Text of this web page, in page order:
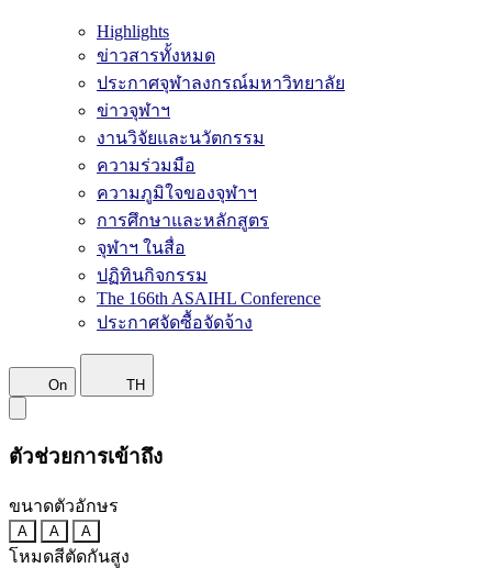
Highlights
ข่าวสารทั้งหมด
ประกาศจุฬาลงกรณ์มหาวิทยาลัย
ข่าวจุฬาฯ
งานวิจัยและนวัตกรรม
ความร่วมมือ
ความภูมิใจของจุฬาฯ
การศึกษาและหลักสูตร
จุฬาฯ ในสื่อ
ปฏิทินกิจกรรม
The 166th ASAIHL Conference
ประกาศจัดซื้อจัดจ้าง
On TH
ตัวช่วยการเข้าถึง
ขนาดตัวอักษร
A A A
โหมดสีตัดกันสูง